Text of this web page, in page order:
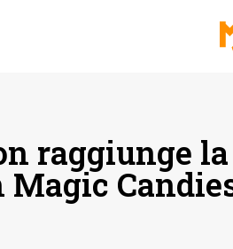
raggiunge
Magic